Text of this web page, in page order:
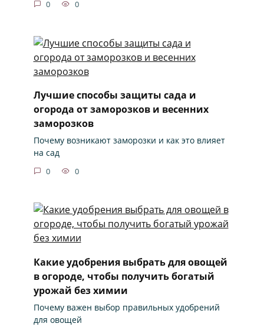
0 0
Лучшие способы защиты сада и
огорода от заморозков и весенних
заморозков
Почему возникают заморозки и как это влияет
на сад
0 0
Какие удобрения выбрать для овощей
в огороде, чтобы получить богатый
урожай без химии
Почему важен выбор правильных удобрений
для овощей